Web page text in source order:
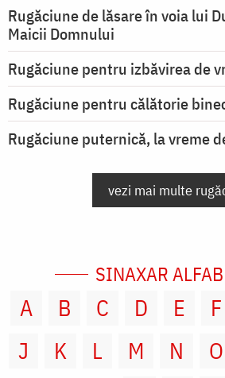
Rugăciune de lăsare în voia lui
Maicii Domnului
Rugăciune pentru izbăvirea de
Rugăciune pentru călătorie
Rugăciune puternică, la vreme
vezi mai multe
SINAXAR
A B C D E F
J
K L M N O